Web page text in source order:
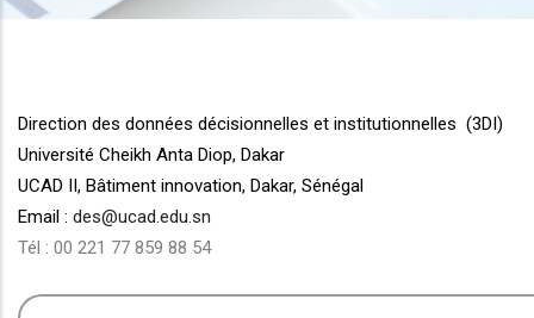
Direction des données décisionnelles et institutionnelles (3DI)
Université Cheikh Anta Diop, Dakar
UCAD II, Bâtiment innovation, Dakar, Sénégal
Email : des@ucad.edu.sn
Tél : 00 221 77 859 88 54